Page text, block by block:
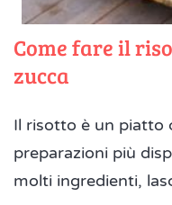
Come fare il
zucca
Il risotto è un piatto
preparazioni più
molti ingredienti,